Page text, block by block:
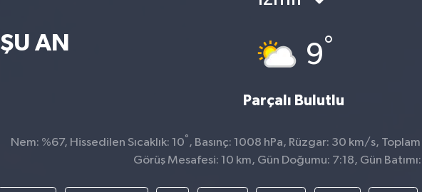
ŞU AN 9°
Parçalı Bulutlu
Nem: %67, Hissedilen Sıcaklık: 10° , Basınç: 1008 hPa, Rüzgar: 30 km/s,
Görüş Mesafesi: 10 km, Gün Doğumu: 7:18, Gün